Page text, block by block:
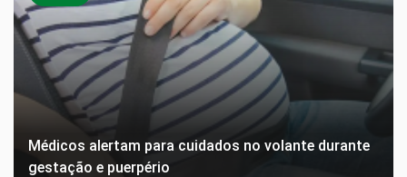
Médicos alertam para cuidados no volante durante
gestação e puerpério